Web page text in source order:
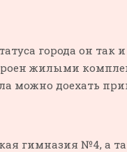
города он так
жилыми
можно доехать
гимназия №4, а